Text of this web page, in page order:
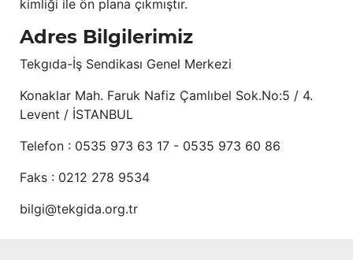
kimliği ile ön plana çıkmıştır.
Adres Bilgilerimiz
Tekgıda-İş Sendikası Genel Merkezi
Konaklar Mah. Faruk Nafiz Çamlıbel Sok.No:5 / 4.
Levent / İSTANBUL
Telefon : 0535 973 63 17 - 0535 973 60 86
Faks : 0212 278 9534
bilgi@tekgida.org.tr